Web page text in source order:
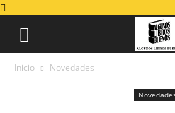
Inicio Novedades